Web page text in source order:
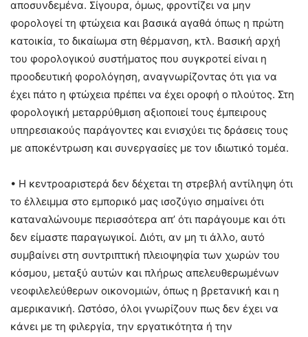
αποσυνδεμένα. Σίγουρα, όμως, φροντίζει να μην
φορολογεί τη φτώχεια και βασικά αγαθά όπως η πρώτη
κατοικία, το δικαίωμα στη θέρμανση, κτλ. Βασική αρχή
του φορολογικού συστήματος που συγκροτεί είναι η
προοδευτική φορολόγηση, αναγνωρίζοντας ότι για να
έχει πάτο η φτώχεια πρέπει να έχει οροφή ο πλούτος. Στη
φορολογική μεταρρύθμιση αξιοποιεί τους έμπειρους
υπηρεσιακούς παράγοντες και ενισχύει τις δράσεις τους
με αποκέντρωση και συνεργασίες με τον ιδιωτικό τομέα.
• Η κεντροαριστερά δεν δέχεται τη στρεβλή αντίληψη ότι
το έλλειμμα στο εμπορικό μας ισοζύγιο σημαίνει ότι
καταναλώνουμε περισσότερα απ’ ότι παράγουμε και ότι
δεν είμαστε παραγωγικοί. Διότι, αν μη τι άλλο, αυτό
συμβαίνει στη συντριπτική πλειοψηφία των χωρών του
κόσμου, μεταξύ αυτών και πλήρως απελευθερωμένων
νεοφιλελεύθερων οικονομιών, όπως η βρετανική και η
αμερικανική. Ωστόσο, όλοι γνωρίζουν πως δεν έχει να
κάνει με τη φιλεργία, την εργατικότητα ή την